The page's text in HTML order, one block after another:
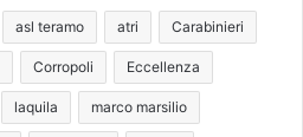
asl teramo atri Carabinieri
Corropoli Eccellenza
laquila marco marsilio